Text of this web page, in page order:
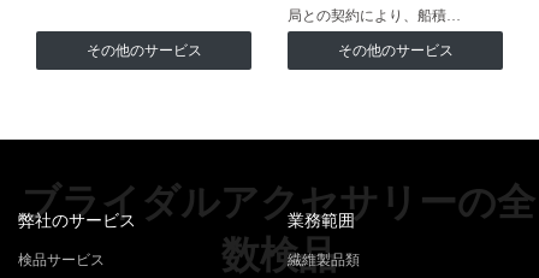
その他のサービス
局との契約により、船積…
その他のサービス
ブライダルアクセサリーの全
数検品
弊社のサービス
検品サービス
業務範囲
繊維製品類